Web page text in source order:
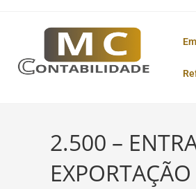
2.500 –